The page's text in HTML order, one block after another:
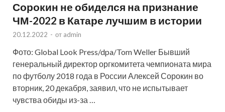
Сорокин не обиделся на признание
ЧМ-2022 в Катаре лучшим в истории
20.12.2022 - от admin
Фото: Global Look Press/dpa/Tom Weller Бывший
генеральный директор оргкомитета чемпионата мира
по футболу 2018 года в России Алексей Сорокин во
вторник, 20 декабря, заявил, что не испытывает
чувства обиды из-за …